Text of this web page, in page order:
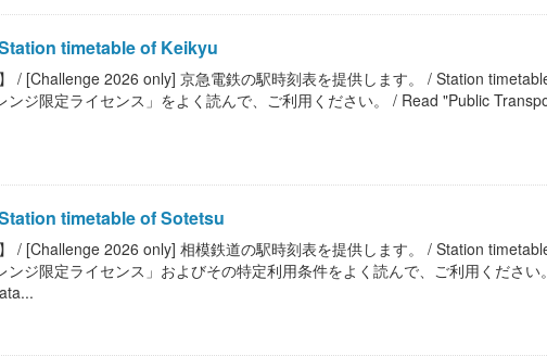
timetable of Keikyu
/ [Challenge 2026 only] 京急電鉄の駅時刻表を提供します。 / Station
ンジ限定ライセンス」をよく読んで、ご利用ください。 / Read "Public
timetable of Sotetsu
/ [Challenge 2026 only] 相模鉄道の駅時刻表を提供します。 / Station
ンジ限定ライセンス」およびその特定利用条件をよく読んで、ご利用ください